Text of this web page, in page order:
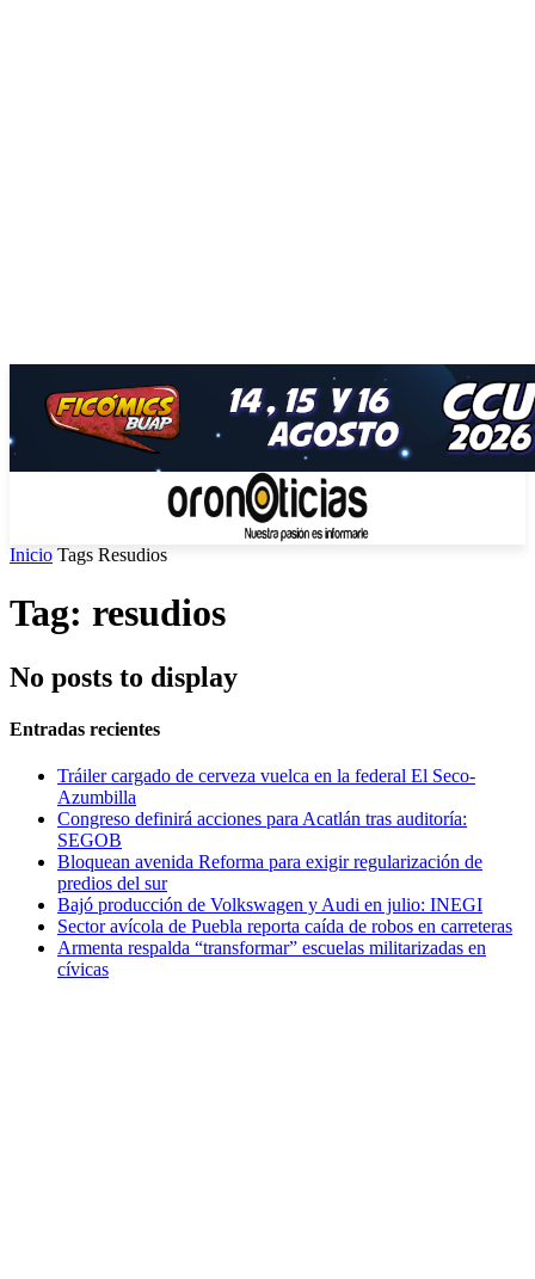
Inicio Tags Resudios
Tag: resudios
No posts to display
Entradas recientes
Tráiler cargado de cerveza vuelca en la federal El Seco-
Azumbilla
Congreso definirá acciones para Acatlán tras auditoría:
SEGOB
Bloquean avenida Reforma para exigir regularización de
predios del sur
Bajó producción de Volkswagen y Audi en julio: INEGI
Sector avícola de Puebla reporta caída de robos en carreteras
Armenta respalda “transformar” escuelas militarizadas en
cívicas